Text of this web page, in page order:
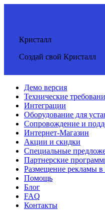
Кристалл
Создай свой Кристалл
Демо версия
Технические
Интеграции
Оборудование для
Сопровождение и
Интернет-Магазин
Акции и скидки
Специальные
Партнерские
Размещение рекламы
Помощь
Блог
FAQ
Контакты